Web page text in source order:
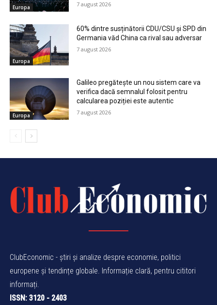
Europa 7 august 2026
Europa
60% dintre susținătorii CDU/CSU și SPD din
Germania văd China ca rival sau adversar
7 august 2026
Europa
Galileo pregătește un nou sistem care va
verifica dacă semnalul folosit pentru
calcularea poziției este autentic
7 august 2026
ClubEconomic - știri și analize despre economie, politici
europene și tendințe globale. Informație clară, pentru cititori
informați.
ISSN: 3120 - 2403